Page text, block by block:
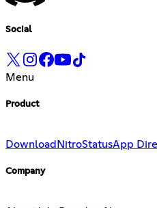
Social
Menu
Product
Download NitroStatusApp
Company